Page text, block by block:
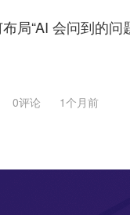
局“AI 会问到的问
0评论 1个月前